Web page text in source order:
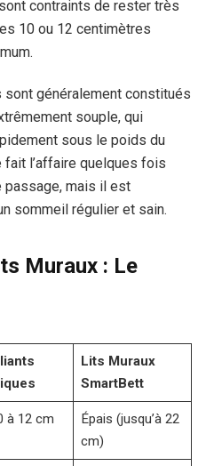
contraints de rester très
10 ou 12 centimètres
généralement constitués
souple, qui
sous le poids du
l’affaire quelques fois
passage, mais il est
sommeil régulier et sain.
Muraux : Le
Lits Muraux
SmartBett
à 12 cm
Épais (jusqu’à 22
cm)